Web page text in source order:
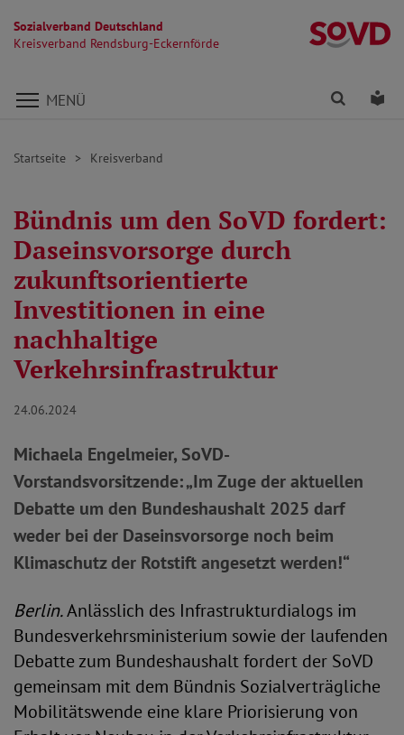
Sozialverband Deutschland
Kreisverband Rendsburg-Eckernförde
Direkt zu den Inhalten springen
MENÜ Finden
Startseite Kreisverband
Bündnis um den SoVD fordert:
Daseinsvorsorge durch
zukunftsorientierte
Investitionen in eine
nachhaltige
Verkehrsinfrastruktur
24.06.2024
Michaela Engelmeier, SoVD-
Vorstandsvorsitzende: „Im Zuge der aktuellen
Debatte um den Bundeshaushalt 2025 darf
weder bei der Daseinsvorsorge noch beim
Klimaschutz der Rotstift angesetzt werden!“
Berlin.Anlässlich des Infrastrukturdialogs im
Bundesverkehrsministerium sowie der laufenden
Debatte zum Bundeshaushalt fordert der SoVD
gemeinsam mit dem Bündnis Sozialverträgliche
Mobilitätswende eine klare Priorisierung von